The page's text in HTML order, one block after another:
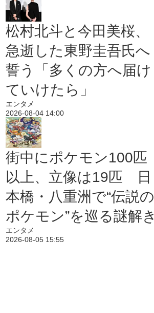
松村北斗と今田美桜、
急逝した東野圭吾氏へ
誓う「多くの方へ届け
ていけたら」
エンタメ
2026-08-04 14:00
街中にポケモン100匹
以上、立像は19匹 日
本橋・八重洲で“伝説の
ポケモン”を巡る謎解き
エンタメ
2026-08-05 15:55